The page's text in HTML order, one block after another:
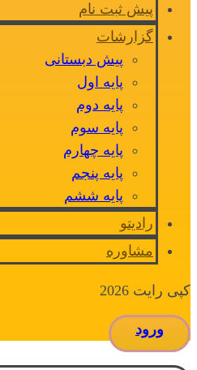
پیش ثبت نام
گزارشات
پیش دبستانی
پایه اول
پایه دوم
پایه سوم
پایه چهارم
پایه پنجم
پایه ششم
رادیتو
مشاوره
کپی رایت 2026
ورود